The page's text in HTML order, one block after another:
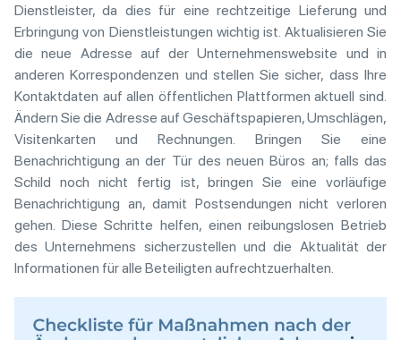
Dienstleister, da dies für eine rechtzeitige Lieferung und
Erbringung von Dienstleistungen wichtig ist. Aktualisieren Sie
die neue Adresse auf der Unternehmenswebsite und in
anderen Korrespondenzen und stellen Sie sicher, dass Ihre
Kontaktdaten auf allen öffentlichen Plattformen aktuell sind.
Ändern Sie die Adresse auf Geschäftspapieren, Umschlägen,
Visitenkarten und Rechnungen. Bringen Sie eine
Benachrichtigung an der Tür des neuen Büros an; falls das
Schild noch nicht fertig ist, bringen Sie eine vorläufige
Benachrichtigung an, damit Postsendungen nicht verloren
gehen. Diese Schritte helfen, einen reibungslosen Betrieb
des Unternehmens sicherzustellen und die Aktualität der
Informationen für alle Beteiligten aufrechtzuerhalten.